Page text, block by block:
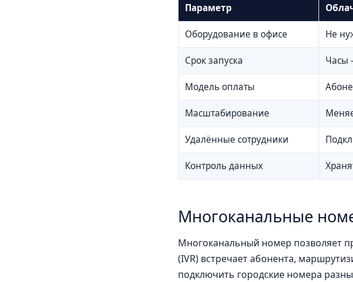
Параметр
Оборудование в офисе Не
Срок запуска Часы
Модель оплаты
Масштабирование
Удалённые сотрудники
Контроль данных
Многоканальные
Многоканальный номер позволяет
(IVR) встречает абонента,
подключить городские номера